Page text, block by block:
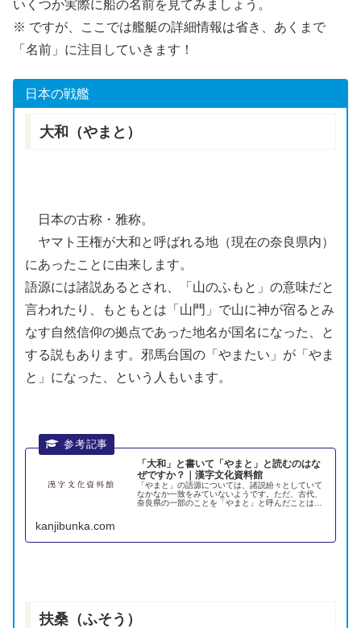
いくつか実際に船の名前を見てみましょう。
※ ですが、ここでは艦艇の詳細情報は省き、あくまで
「名前」に注目していきます！
日本の戦艦
大和（やまと）
日本の古称・ 雅称。
ヤマト王権が大和 と呼ばれる地（現在の奈良 県内）
にあったことに由来します。
語源には諸説あるとされ、「山のふもと」の意味だと
言われたり、もともとは「 山門 」で山に神が宿るとみ
なす自然信仰の拠点であった地名が国名になった、と
する説もあります。 邪馬台国の「やまたい」が「やま
と」になった、という人もいます。
「大和」と書いて「やまと」と読むのはな
ぜですか？｜漢字文化資料館
「やまと」の語源については、諸説紛々としていて
なかなか一致をみていないようです。ただ、古代、
奈良県の一部のことを「やまと」と呼んだことは確
kanjibunka.com
扶桑（ふそう）